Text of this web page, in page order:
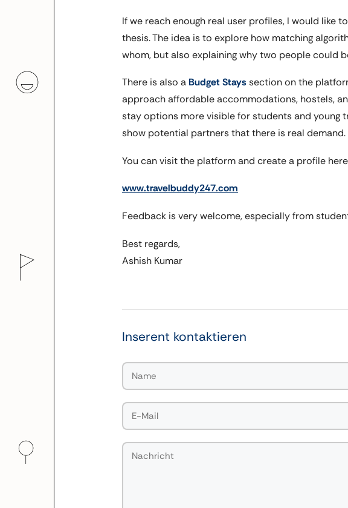
If we reach enough real user profiles, I would like
thesis. The idea is to explore how matching
whom, but also explaining why two people could
There is also a Budget Stays section on the
approach affordable accommodations, hostels,
stay options more visible for students and young
show potential partners that there is real demand.
You can visit the platform and create a profile
www.travelbuddy247.com
Feedback is very welcome, especially from
Best regards,
Ashish Kumar
Inserent kontaktieren